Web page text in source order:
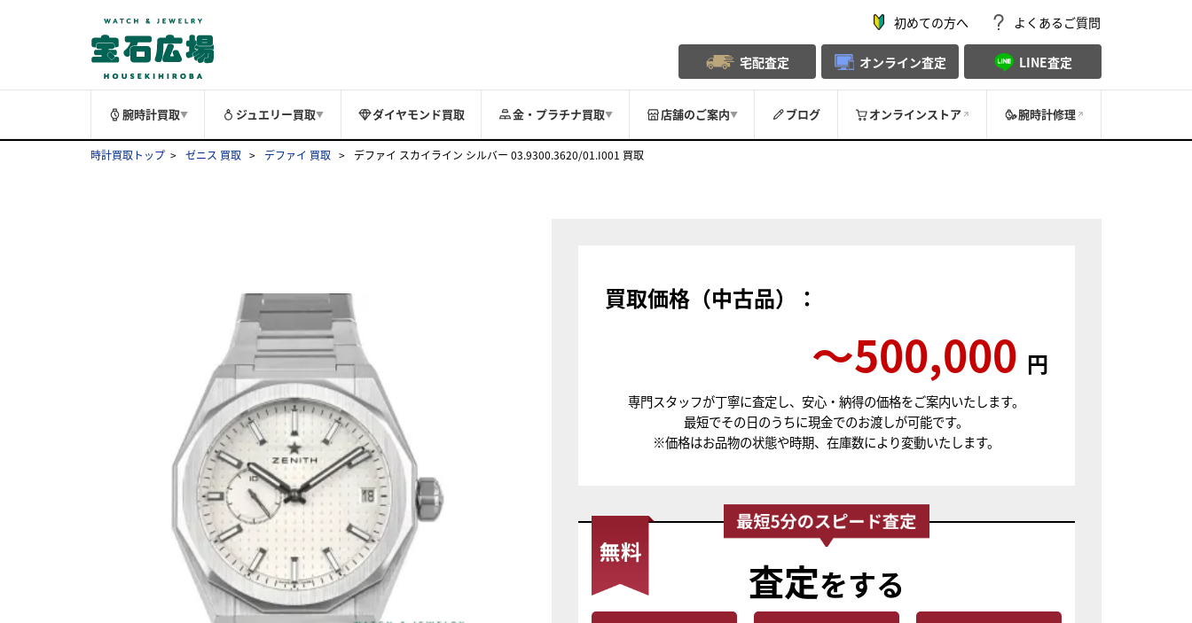
初めての方へ よくあるご質問
宅配査定 オンライン査定 LINE査定
腕時計買取▼ ジュエリー買取▼ ダイヤモンド買取 金・プラチナ買取▼ 店舗のご案内▼ ブログ オンラインストア 腕時計修理
時計買取トップ ゼニス 買取 デファイ 買取 デファイ スカイライン シルバー 03.9300.3620/01.I001 買取
買取価格（中古品）：
〜500,000 円
専門スタッフが丁寧に査定し、安心・納得の価格をご案内いたします。
最短でその日のうちに現金でのお渡しが可能です。
※価格はお品物の状態や時期、在庫数により変動いたします。
査定をする